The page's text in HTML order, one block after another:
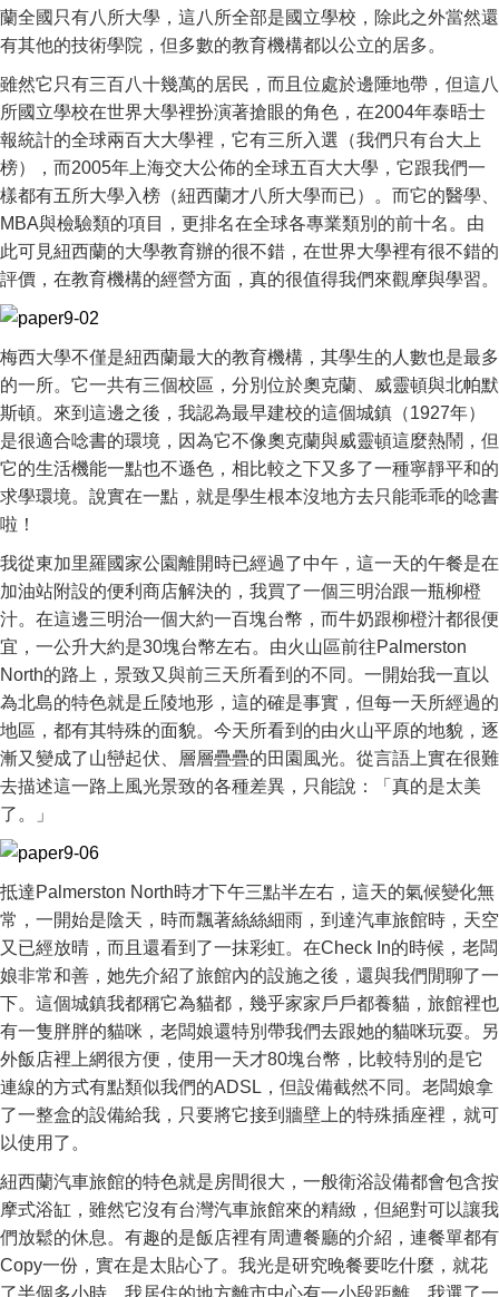
蘭全國只有八所大學，這八所全部是國立學校，除此之外當然還
有其他的技術學院，但多數的教育機構都以公立的居多。
雖然它只有三百八十幾萬的居民，而且位處於邊陲地帶，但這八
所國立學校在世界大學裡扮演著搶眼的角色，在2004年泰晤士
報統計的全球兩百大大學裡，它有三所入選（我們只有台大上
榜），而2005年上海交大公佈的全球五百大大學，它跟我們一
樣都有五所大學入榜（紐西蘭才八所大學而已）。而它的醫學、
MBA與檢驗類的項目，更排名在全球各專業類別的前十名。由
此可見紐西蘭的大學教育辦的很不錯，在世界大學裡有很不錯的
評價，在教育機構的經營方面，真的很值得我們來觀摩與學習。
梅西大學不僅是紐西蘭最大的教育機構，其學生的人數也是最多
的一所。它一共有三個校區，分別位於奧克蘭、威靈頓與北帕默
斯頓。來到這邊之後，我認為最早建校的這個城鎮（1927年）
是很適合唸書的環境，因為它不像奧克蘭與威靈頓這麼熱鬧，但
它的生活機能一點也不遜色，相比較之下又多了一種寧靜平和的
求學環境。說實在一點，就是學生根本沒地方去只能乖乖的唸書
啦！
我從東加里羅國家公園離開時已經過了中午，這一天的午餐是在
加油站附設的便利商店解決的，我買了一個三明治跟一瓶柳橙
汁。在這邊三明治一個大約一百塊台幣，而牛奶跟柳橙汁都很便
宜，一公升大約是30塊台幣左右。由火山區前往Palmerston
North的路上，景致又與前三天所看到的不同。一開始我一直以
為北島的特色就是丘陵地形，這的確是事實，但每一天所經過的
地區，都有其特殊的面貌。今天所看到的由火山平原的地貌，逐
漸又變成了山巒起伏、層層疊疊的田園風光。從言語上實在很難
去描述這一路上風光景致的各種差異，只能說：「真的是太美
了。」
抵達Palmerston North時才下午三點半左右，這天的氣候變化無
常，一開始是陰天，時而飄著絲絲細雨，到達汽車旅館時，天空
又已經放晴，而且還看到了一抹彩虹。在Check In的時候，老闆
娘非常和善，她先介紹了旅館內的設施之後，還與我們閒聊了一
下。這個城鎮我都稱它為貓都，幾乎家家戶戶都養貓，旅館裡也
有一隻胖胖的貓咪，老闆娘還特別帶我們去跟她的貓咪玩耍。另
外飯店裡上網很方便，使用一天才80塊台幣，比較特別的是它
連線的方式有點類似我們的ADSL，但設備截然不同。老闆娘拿
了一整盒的設備給我，只要將它接到牆壁上的特殊插座裡，就可
以使用了。
紐西蘭汽車旅館的特色就是房間很大，一般衛浴設備都會包含按
摩式浴缸，雖然它沒有台灣汽車旅館來的精緻，但絕對可以讓我
們放鬆的休息。有趣的是飯店裡有周遭餐廳的介紹，連餐單都有
Copy一份，實在是太貼心了。我光是研究晚餐要吃什麼，就花
了半個多小時。我居住的地方離市中心有一小段距離，我選了一